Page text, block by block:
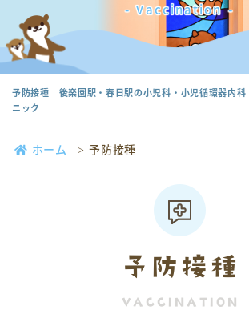
Vaccination
予防接種｜後楽園駅・春日駅の小児科・小児循環器内
ニック
ホーム 予防接種
予防接種
VACCINATION